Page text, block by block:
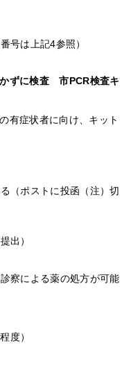
号は上記4参照）
ずに検査 市PCR検査キ
有症状者に向け、キット
（ポストに投函（注）切
出）
察による薬の処方が可能
度）